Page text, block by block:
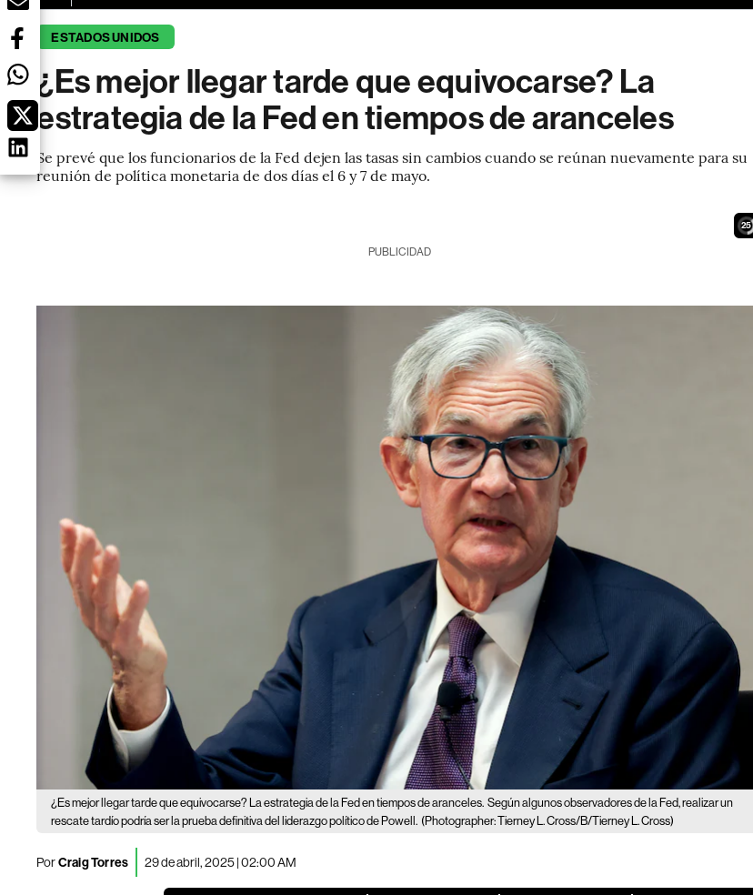
ESTADOS UNIDOS
¿Es mejor llegar tarde que equivocarse? La
estrategia de la Fed en tiempos de aranceles
Se prevé que los funcionarios de la Fed dejen las tasas sin cambios cuando se reúnan nuevamente para su
reunión de política monetaria de dos días el 6 y 7 de mayo.
24
PUBLICIDAD
¿Es mejor llegar tarde que equivocarse? La estrategia de la Fed en tiempos de aranceles. Según algunos observadores de la Fed, realizar un
rescate tardío podría ser la prueba definitiva del liderazgo político de Powell. (Photographer: Tierney L. Cross/B/Tierney L. Cross)
PorCraig Torres 29 de abril, 2025 | 02:00 AM